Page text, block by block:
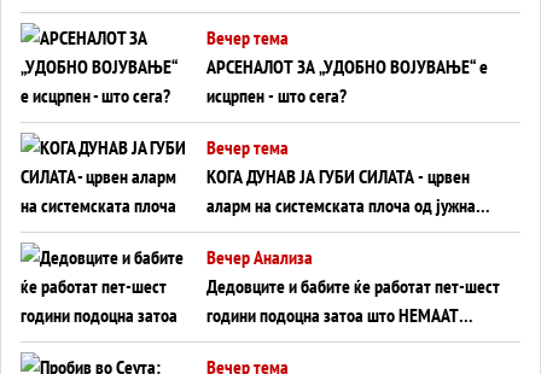
БЕЗ ФРОНТ
Вечер тема
АРСЕНАЛОТ ЗА „УДОБНО ВОЈУВАЊЕ“ е
исцрпен - што сега?
Вечер тема
КОГА ДУНАВ ЈА ГУБИ СИЛАТА - црвен
аларм на системската плоча од јужна
Германија до Црното Море...
Вечер Анализа
Дедовците и бабите ќе работат пет-шест
години подоцна затоа што НЕМААТ
ВНУЦИ ДА ГИ ЗАМЕНАТ
Вечер тема